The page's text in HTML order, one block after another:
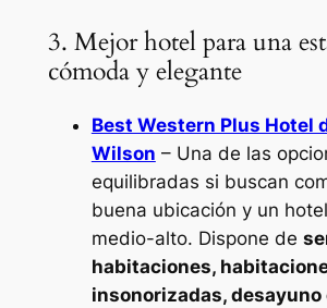
3. Mejor hotel para una
cómoda y elegante
Best Western Plus Hotel
Wilson – Una de las
equilibradas si buscan
buena ubicación y un
medio-alto. Dispone de
habitaciones,
insonorizadas, desayuno